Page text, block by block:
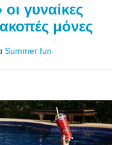
γυναίκες
μόνες
Summer fun